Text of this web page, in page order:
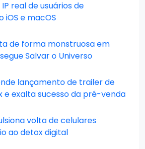
real de usuários de
iOS e macOS
de forma monstruosa em
Salvar o Universo
lançamento de trailer de
e exalta sucesso da pré-venda
volta de celulares
ao detox digital